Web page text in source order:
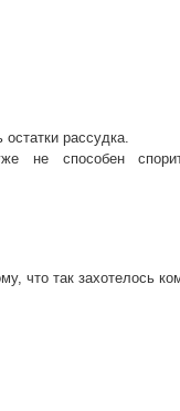
рассудка.
не способен
что так захотелось